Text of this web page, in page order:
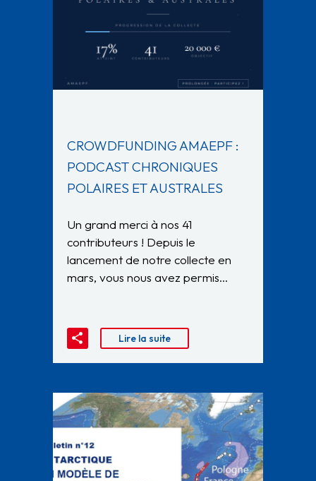
CROWDFUNDING AMAEPF :
PODCAST CHRONIQUES
POLAIRES ET AUSTRALES
Un grand merci à nos 41
contributeurs ! Depuis le
lancement de notre collecte en
mars, vous nous avez permis…
Lire la suite